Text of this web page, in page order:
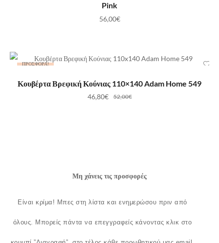
Pink
56,00€
ΠΡΟΣΦΟΡΆ!
ΕΠΙΛΟΓΉ
Κουβέρτα Βρεφική Κούνιας 110×140 Adam Home 549
52,00€
46,80€
Μη χάνεις τις προσφορές
Είναι κρίμα! Μπες στη λίστα και ενημερώσου πριν από
όλους. Μπορείς πάντα να επεγγραφείς κάνοντας κλικ στο